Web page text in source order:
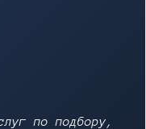
по подбору,